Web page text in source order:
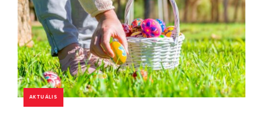
AKTUÁLIS